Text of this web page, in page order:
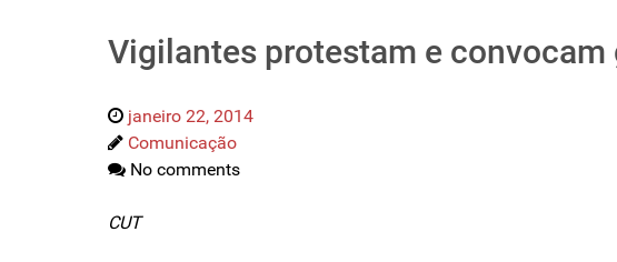
Vigilantes protestam e convocam
janeiro 22, 2014
Comunicação
No comments
CUT